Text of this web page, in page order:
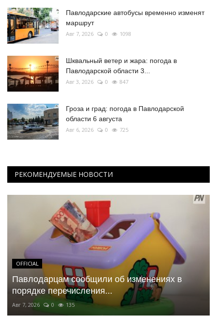
Павлодарские автобусы временно изменят
маршрут
Авг 7, 2026 0 1098
Шквальный ветер и жара: погода в
Павлодарской области 3...
Авг 3, 2026 0 847
Гроза и град: погода в Павлодарской
области 6 августа
Авг 6, 2026 0 725
РЕКОМЕНДУЕМЫЕ НОВОСТИ
OFFICIAL
Павлодарцам сообщили об изменениях в
порядке перечисления...
Авг 7, 2026 0 135